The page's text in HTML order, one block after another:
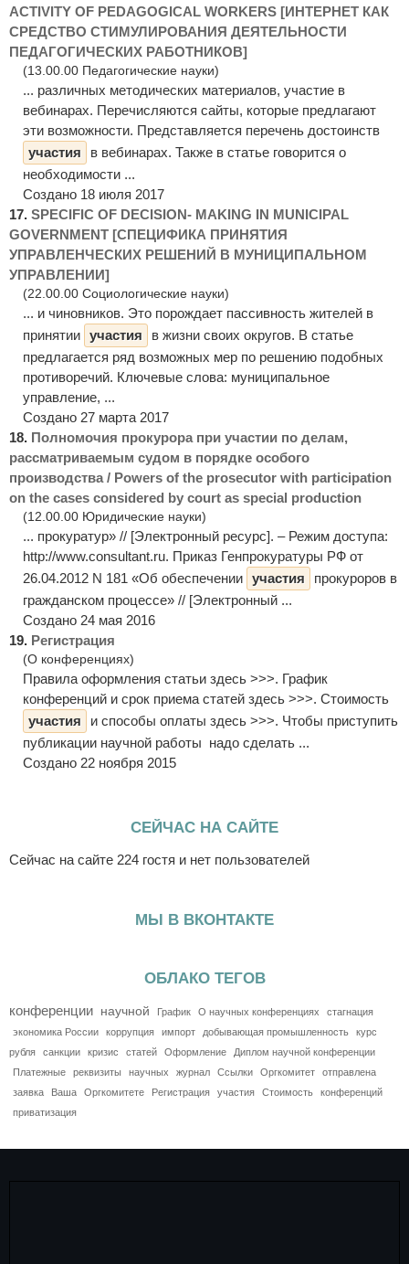
ACTIVITY OF PEDAGOGICAL WORKERS [ИНТЕРНЕТ КАК
СРЕДСТВО СТИМУЛИРОВАНИЯ ДЕЯТЕЛЬНОСТИ
ПЕДАГОГИЧЕСКИХ РАБОТНИКОВ]
(13.00.00 Педагогические науки)
... различных методических материалов, участие в
вебинарах. Перечисляются сайты, которые предлагают
эти возможности. Представляется перечень достоинств
участия
в вебинарах. Также в статье говорится о
необходимости ...
Создано 18 июля 2017
17. SPECIFIC OF DECISION- MAKING IN MUNICIPAL
GOVERNMENT [СПЕЦИФИКА ПРИНЯТИЯ
УПРАВЛЕНЧЕСКИХ РЕШЕНИЙ В МУНИЦИПАЛЬНОМ
УПРАВЛЕНИИ]
(22.00.00 Социологические науки)
... и чиновников. Это порождает пассивность жителей в
принятии участия
в жизни своих округов. В статье
предлагается ряд возможных мер по решению подобных
противоречий. Ключевые слова: муниципальное
управление, ...
Создано 27 марта 2017
18. Полномочия прокурора при участии по делам,
рассматриваемым судом в порядке особого
производства / Powers of the prosecutor with participation
on the cases considered by court as special production
(12.00.00 Юридические науки)
... прокуратур» // [Электронный ресурс]. – Режим доступа:
http://www.consultant.ru. Приказ Генпрокуратуры РФ от
26.04.2012 N 181 «Об обеспечении участия
прокуроров в
гражданском процессе» // [Электронный ...
Создано 24 мая 2016
19. Регистрация
(О конференциях)
Правила оформления статьи здесь >>>. График
конференций и срок приема статей здесь >>>. Стоимость
участия
и способы оплаты здесь >>>. Чтобы приступить
публикации научной работы надо сделать ...
Создано 22 ноября 2015
СЕЙЧАС НА САЙТЕ
Сейчас на сайте 224 гостя и нет пользователей
МЫ В ВКОНТАКТЕ
ОБЛАКО ТЕГОВ
конференции научной График О научных конференциях
стагнация
экономика России
коррупция импорт добывающая промышленность
курс
рубля
санкции кризис статей Оформление
Диплом научной конференции
Платежные
реквизиты научных журнал Ссылки Оргкомитет
отправлена
заявка
Ваша Оргкомитете Регистрация участия Стоимость
конференций
приватизация